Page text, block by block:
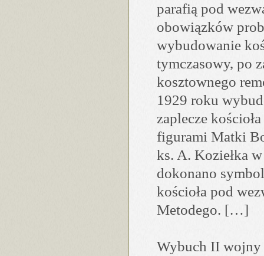
parafią pod
obowiązków
wybudowanie
tymczasowy, po
kosztownego
1929 roku
zaplecze
figurami Matki
ks. A. Koziełka
dokonano
kościoła pod
Metodego. […]
Wybuch II wojny